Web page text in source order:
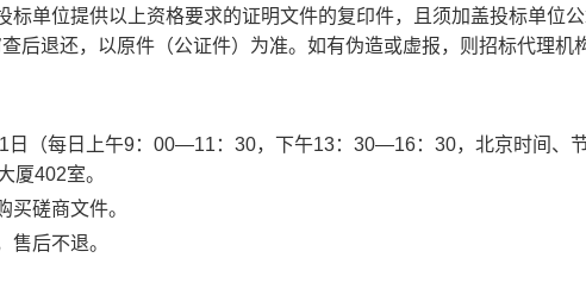
标单位提供以上资格要求的证明文件的复印件，且须加盖投标单位
后退还，以原件（公证件）为准。如有伪造或虚报，则招标代理机
日（每日上午9：00—11：30，下午13：30—16：30，北京时间、
厦402室。
磋商文件。
后不退。